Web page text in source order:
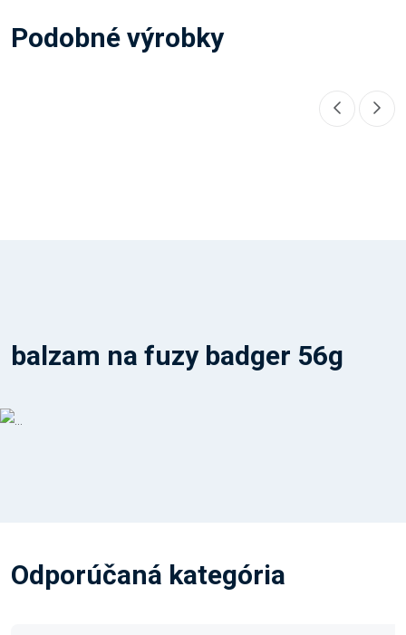
Podobné výrobky
balzam na fuzy badger 56g
Odporúčaná kategória